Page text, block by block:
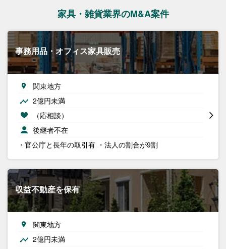
家具・雑貨業界のM&A案件
事務用品・オフィス家具販売
関東地方
2億円未満
（応相談）
後継者不在
・官公庁と長年の取引有 ・法人の割合が9割
収益不動産を保有
関東地方
2億円未満